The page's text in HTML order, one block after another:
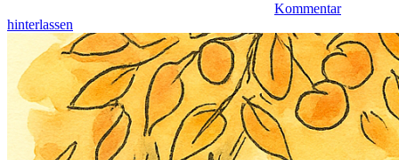
Kommentar
hinterlassen